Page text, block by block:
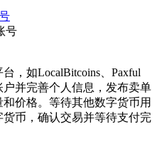
号
，如LocalBitcoins、Paxful
并完善个人信息，发布卖单
价格。等待其他数字货币用
币，确认交易并等待支付完